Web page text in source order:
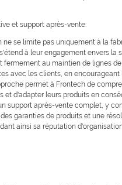
et support après-vente:
ne se limite pas uniquement à la
à leur engagement envers la
fermement au maintien de lignes de
avec les clients, en encourageant
permet à Frontech de
et d'adapter leurs produits en
support après-vente complet, y
garanties de produits et une
ainsi sa réputation